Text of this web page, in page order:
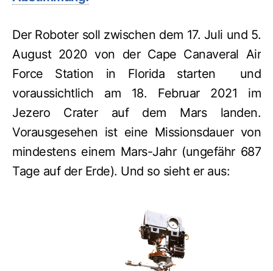
Der Roboter soll zwischen dem 17. Juli und 5.
August 2020 von der Cape Canaveral Air
Force Station in Florida starten und
voraussichtlich am 18. Februar 2021 im
Jezero Crater auf dem Mars landen.
Vorausgesehen ist eine Missionsdauer von
mindestens einem Mars-Jahr (ungefähr 687
Tage auf der Erde). Und so sieht er aus: